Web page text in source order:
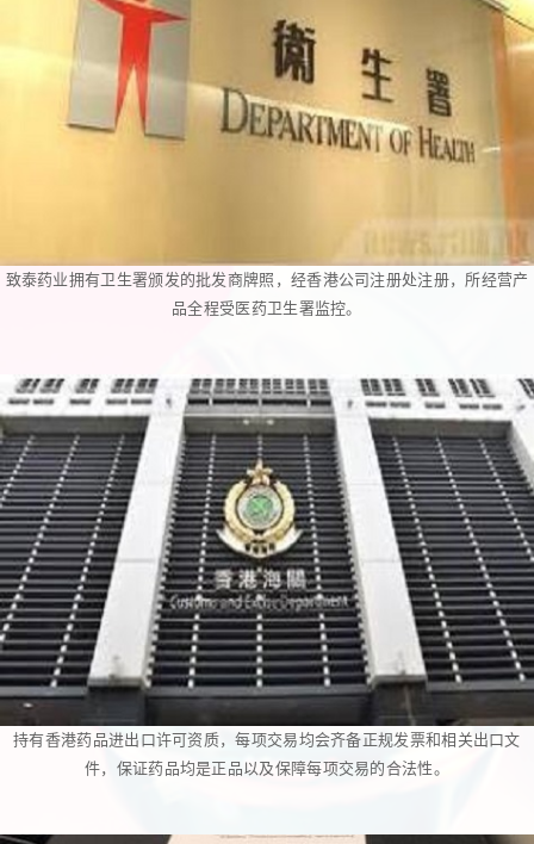
致泰药业拥有卫生署颁发的批发商牌照，经香港公司注册处注册，所经营产
品全程受医药卫生署监控。
持有香港药品进出口许可资质，每项交易均会齐备正规发票和相关出口文
件，保证药品均是正品以及保障每项交易的合法性。